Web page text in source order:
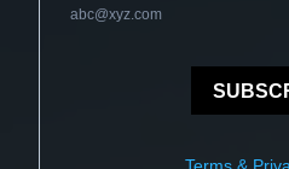
abc@xyz.com